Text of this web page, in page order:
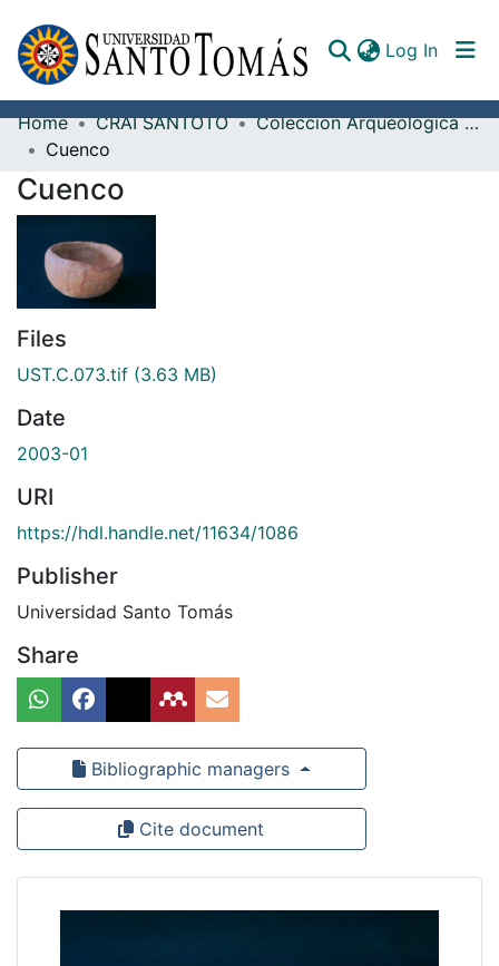
Log In
Communities & Collections
All of DSpace
Home CRAI SANTOTO
Colección Arqueológica Guane, Fray Alonso Ortiz Galeano, O.P.
Cuenco
Cuenco
Files
UST.C.073.tif (3.63 MB)
Date
2003-01
URI
https://hdl.handle.net/11634/1086
Publisher
Universidad Santo Tomás
Share
Bibliographic managers
Cite document